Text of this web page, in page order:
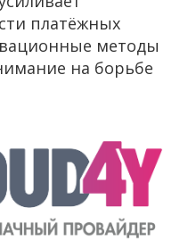
платёжных
методы
на борьбе